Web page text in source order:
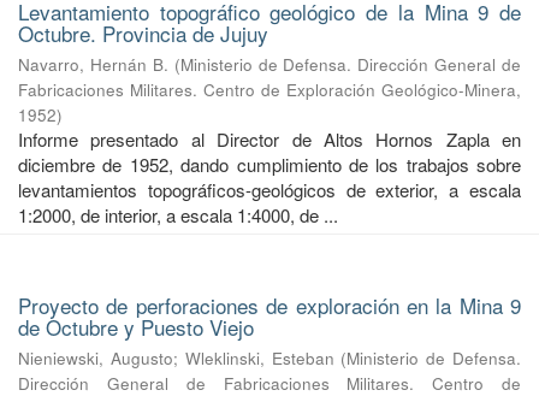
Levantamiento topográfico geológico de la Mina 9 de
Octubre. Provincia de Jujuy
Navarro, Hernán B. (Ministerio de Defensa. Dirección General de
Fabricaciones Militares. Centro de Exploración Geológico-Minera,
1952)
Informe presentado al Director de Altos Hornos Zapla en
diciembre de 1952, dando cumplimiento de los trabajos sobre
levantamientos topográficos-geológicos de exterior, a escala
1:2000, de interior, a escala 1:4000, de ...
Proyecto de perforaciones de exploración en la Mina 9
de Octubre y Puesto Viejo
Nieniewski, Augusto; Wleklinski, Esteban (Ministerio de Defensa.
Dirección General de Fabricaciones Militares. Centro de